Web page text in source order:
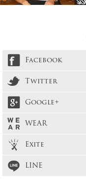
Facebook
Twitter
Google+
WEAR
Exite
LINE